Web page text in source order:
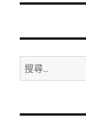
文
搜
尋
鍵